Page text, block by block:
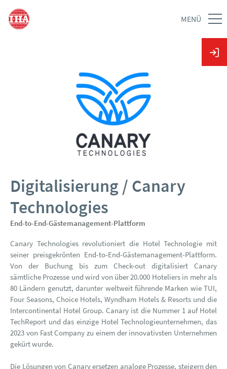
MENÜ
Digitalisierung / Canary
Technologies
End-to-End-Gästemanagement-Plattform
Canary Technologies revolutioniert die Hotel Technologie mit
seiner preisgekrönten End-to-End-Gästemanagement-Plattform.
Von der Buchung bis zum Check-out digitalisiert Canary
sämtliche Prozesse und wird von über 20.000 Hoteliers in mehr als
80 Ländern genutzt, darunter weltweit führende Marken wie TUI,
Four Seasons, Choice Hotels, Wyndham Hotels & Resorts und die
Intercontinental Hotel Group. Canary ist die Nummer 1 auf Hotel
TechReport und das einzige Hotel Technologieunternehmen, das
2023 von Fast Company zu einem der innovativsten Unternehmen
gekürt wurde.
Die Lösungen von Canary ersetzen analoge Prozesse, steigern den